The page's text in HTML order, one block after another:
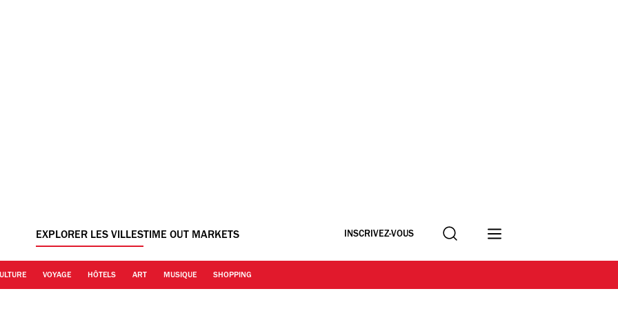
EXPLORER LES VILLESTIME OUT MARKETS INSCRIVEZ-VOUS Recherche
VOYAGE HÔTELS ART MUSIQUE SHOPPING